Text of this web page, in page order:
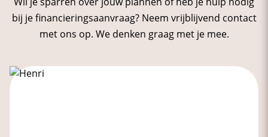
bij je financieringsaanvraag? Neem vrijblijvend contact
met ons op. We denken graag met je mee.